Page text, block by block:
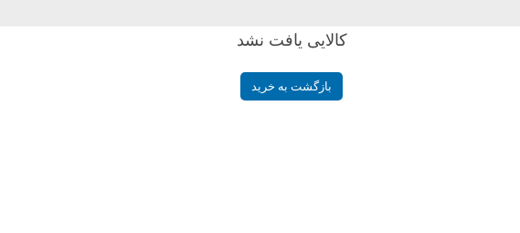
کالایی یافت نشد
بازگشت به خرید